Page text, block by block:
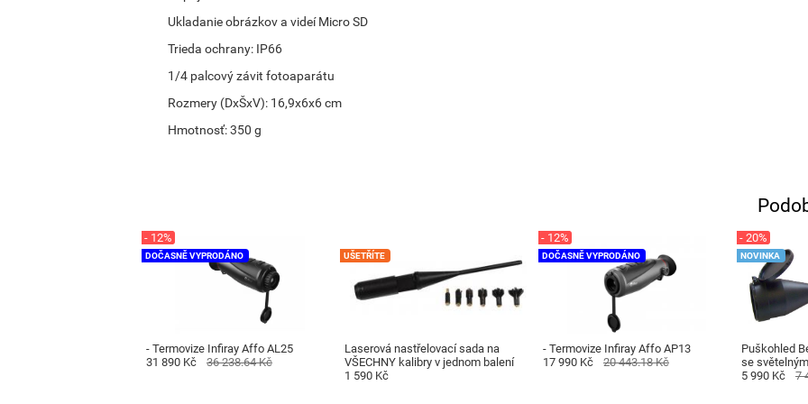
Ukladanie obrázkov a videí Micro SD
Trieda ochrany: IP66
1/4 palcový závit fotoaparátu
Rozmery (DxŠxV): 16,9x6x6 cm
Hmotnosť: 350 g
- Termovize Infiray Affo AL25
DOČASNĚ VYPRODÁNO
- 12%
31 890 Kč 36 238.64 Kč
Laserová nastřelovací sada na
VŠECHNY kalibry v jednom balení
UŠETŘÍTE
1 590 Kč
- Termovize Infiray Affo AP13
DOČASNĚ VYPRODÁNO
- 12%
17 990 Kč 20 443.18 Kč
Puškohled
se
NOVINKA
- 20%
5 990 Kč 7